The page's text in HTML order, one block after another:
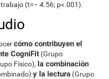
(t=− 4.56; p<.001).
cómo contribuyen el
CogniFit (Grupo
Físico), la combinación
y la lectura (Grupo